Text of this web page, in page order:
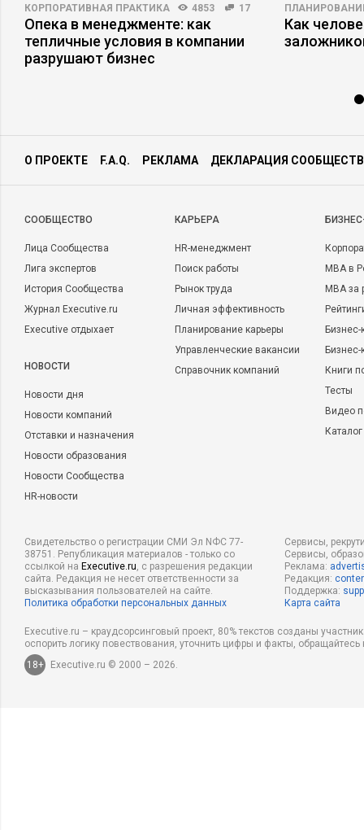
КОРПОРАТИВНАЯ ПРАКТИКА 4853 17
Опека в менеджменте: как
тепличные условия в компании
разрушают бизнес
Как
О ПРОЕКТЕ F.A.Q. РЕКЛАМА ДЕКЛАРАЦИЯ
CООБЩЕСТВО
Лица Сообщества
Лига экспертов
История Сообщества
Журнал Executive.ru
Executive отдыхает
НОВОСТИ
Новости дня
Новости компаний
Отставки и назначения
Новости образования
Новости Сообщества
HR-новости
КАРЬЕРА
HR-менеджмент
Поиск работы
Рынок труда
Личная эффективность
Планирование карьеры
Управленческие вакансии
Справочник компаний
MBA в
MBA
Бизнес-
Книги
Тесты
Видео
Свидетельство о регистрации СМИ Эл NФС 77-
38751. Републикация материалов - только со
ссылкой на Executive.ru, с разрешения редакции
сайта. Редакция не несет ответственности за
высказывания пользователей на сайте.
Политика обработки персональных данных
Сервисы,
Сервисы,
Реклама:
Редакция:
Поддержка:
Карта сайта
Executive.ru – краудсорсинговый проект, 80% текстов созданы
оспорить логику повествования, уточнить цифры и факты,
18+
Executive.ru © 2000 – 2026.